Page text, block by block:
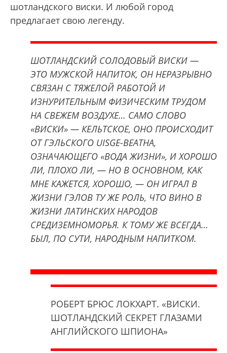
шотландского виски. И любой город
предлагает свою легенду.
ШОТЛАНДСКИЙ СОЛОДОВЫЙ ВИСКИ —
ЭТО МУЖСКОЙ НАПИТОК, ОН НЕРАЗРЫВНО
СВЯЗАН С ТЯЖЕЛОЙ РАБОТОЙ И
ИЗНУРИТЕЛЬНЫМ ФИЗИЧЕСКИМ ТРУДОМ
НА СВЕЖЕМ ВОЗДУХЕ… САМО СЛОВО
«ВИСКИ» — КЕЛЬТСКОЕ, ОНО ПРОИСХОДИТ
ОТ ГЭЛЬСКОГО UISGE-BEATHA,
ОЗНАЧАЮЩЕГО «ВОДА ЖИЗНИ», И ХОРОШО
ЛИ, ПЛОХО ЛИ, — НО В ОСНОВНОМ, КАК
МНЕ КАЖЕТСЯ, ХОРОШО, — ОН ИГРАЛ В
ЖИЗНИ ГЭЛОВ ТУ ЖЕ РОЛЬ, ЧТО ВИНО В
ЖИЗНИ ЛАТИНСКИХ НАРОДОВ
СРЕДИЗЕМНОМОРЬЯ. К ТОМУ ЖЕ ВСЕГДА…
БЫЛ, ПО СУТИ, НАРОДНЫМ НАПИТКОМ.
РОБЕРТ БРЮС ЛОКХАРТ. «ВИСКИ.
ШОТЛАНДСКИЙ СЕКРЕТ ГЛАЗАМИ
АНГЛИЙСКОГО ШПИОНА»